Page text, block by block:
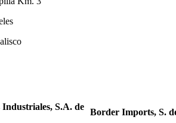
S.A. de
Border Imports, S.